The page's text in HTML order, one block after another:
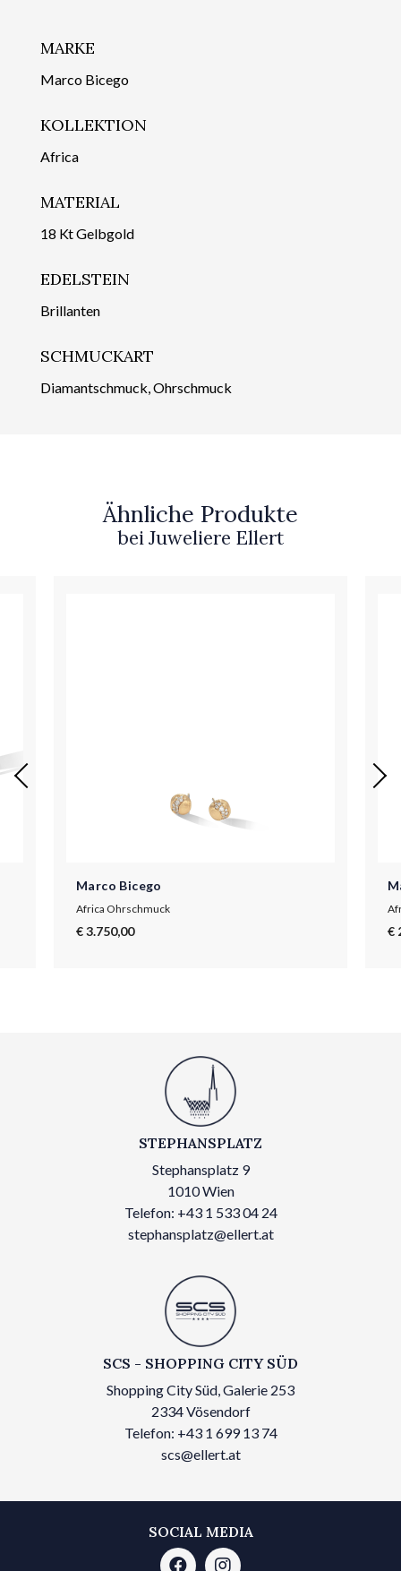
MARKE
Marco Bicego
KOLLEKTION
Africa
MATERIAL
18 Kt Gelbgold
EDELSTEIN
Brillanten
SCHMUCKART
Diamantschmuck, Ohrschmuck
Ähnliche Produkte
bei Juweliere Ellert
Marco Bicego
Africa Ohrschmuck
€ 3.750,00 €
STEPHANSPLATZ
Stephansplatz 9
1010 Wien
Telefon: +43 1 533 04 24
stephansplatz@ellert.at
SCS - SHOPPING CITY SÜD
Shopping City Süd, Galerie 253
2334 Vösendorf
Telefon: +43 1 699 13 74
scs@ellert.at
SOCIAL MEDIA